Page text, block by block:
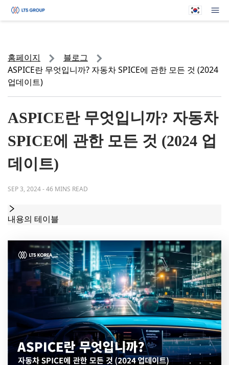
메
귀하의 회사
홈페이지
블로그
ASPICE란 무엇입니까? 자동차 SPICE에 관한 모든 것 (2024
업데이트)
ASPICE란 무엇입니까? 자동차
SPICE에 관한 모든 것 (2024 업
데이트)
SEP 3, 2024-46 MINS READ
내용의 테이블